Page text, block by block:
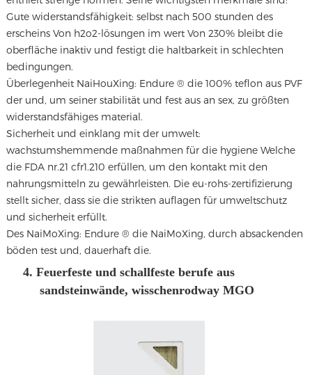
Gute widerstandsfähigkeit: selbst nach 500 stunden des
erscheins Von h2o2-lösungen im wert Von 230% bleibt die
oberfläche inaktiv und festigt die haltbarkeit in schlechten
bedingungen.
Überlegenheit NaiHouXing: Endure ® die 100% teflon aus PVF
der und, um seiner stabilität und fest aus an sex, zu größten
widerstandsfähiges material.
Sicherheit und einklang mit der umwelt:
wachstumshemmende maßnahmen für die hygiene Welche
die FDA nr.21 cfr1.210 erfüllen, um den kontakt mit den
nahrungsmitteln zu gewährleisten. Die eu-rohs-zertifizierung
stellt sicher, dass sie die strikten auflagen für umweltschutz
und sicherheit erfüllt.
Des NaiMoXing: Endure ® die NaiMoXing, durch absackenden
böden test und, dauerhaft die.
4. Feuerfeste und schallfeste berufe aus
sandsteinwände, wisschenrodway MGO